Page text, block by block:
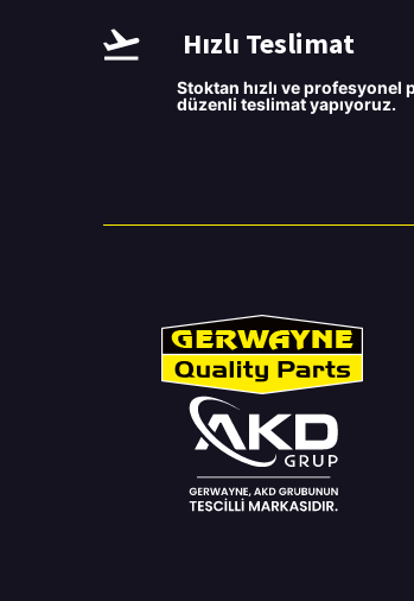
Hızlı Teslimat
Stoktan hızlı ve profesyonel
düzenli teslimat yapıyoruz.